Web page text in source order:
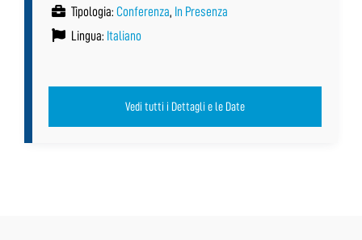
Tipologia: Conferenza, In Presenza
Lingua: Italiano
Vedi tutti i Dettagli e le Date